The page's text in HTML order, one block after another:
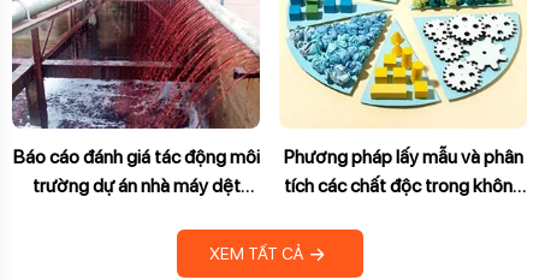
Báo cáo đánh giá tác động môi
trường dự án nhà máy dệt
Phương pháp lấy mẫu và phân
tích các chất độc trong không
XEM TẤT CẢ